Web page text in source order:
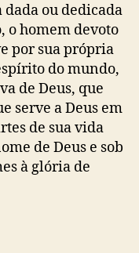
) ou dedicada
o homem devoto
por sua própria
do mundo,
de Deus, que
serve a Deus em
de sua vida
de Deus e sob
à glória de